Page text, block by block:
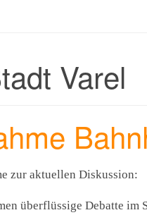
Varel
zur aktuellen Diskussion:
überflüssige Debatte im